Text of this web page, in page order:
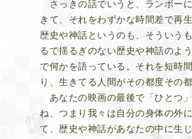
さっきの話でいうと、ランボー
きて、それをわずかな時間差で再
歴史や神話というのも、そういう
るで揺るぎのない歴史や神話のよ
で何かを語っている。それを短時
り、生きてる人間がその都度その
あなたの映画の最後で「ひとつ
ね、つまり我々は自分の身体の外
て、歴史や神話があなたの中に生